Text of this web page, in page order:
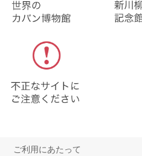
ご利用にあたって